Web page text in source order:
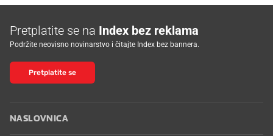
Pretplatite se na Index bez reklama
Podržite neovisno novinarstvo i čitajte Index bez bannera.
Pretplatite se
NASLOVNICA